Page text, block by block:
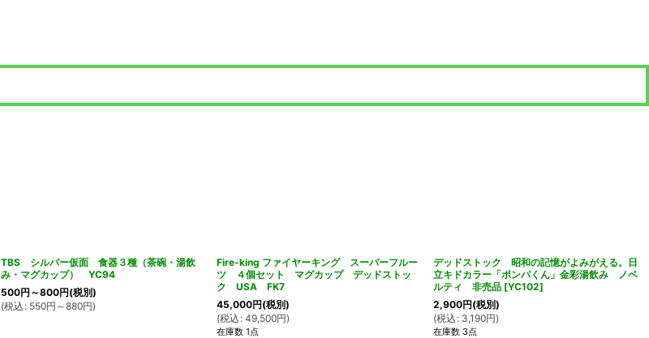
TBS シルバー仮面 食器３種（茶碗・湯飲
み・マグカップ） YC94
500円 ～800円(税別)
(税込 : 550円 ～880円)
Fire-king ファイヤーキング スーパーフルー
ツ ４個セット マグカップ デッドストッ
ク USA FK7
45,000円(税別)
(税込 : 49,500円)
在庫数 1点
デッドストック 昭和の記憶がよみがえる。日
立キドカラー「ポンパくん」金彩湯飲み ノベ
ルティ 非売品 [YC102]
2,900円(税別)
(税込 : 3,190円)
在庫数 3点